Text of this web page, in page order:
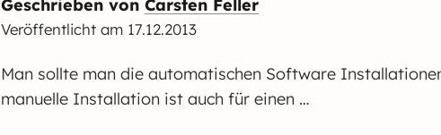
Geschrieben von Carsten Feller
Veröffentlicht am 17.12.2013
Man sollte man die automatischen Software
manuelle Installation ist auch für einen …